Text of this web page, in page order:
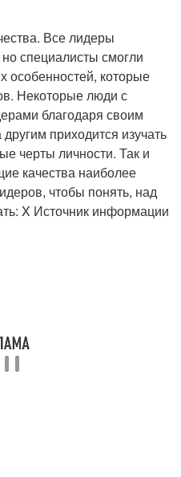
Все лидеры
специалисты смогли
особенностей, которые
Некоторые люди с
благодаря своим
приходится изучать
черты личности. Так и
качества наиболее
чтобы понять, над
X Источник информации